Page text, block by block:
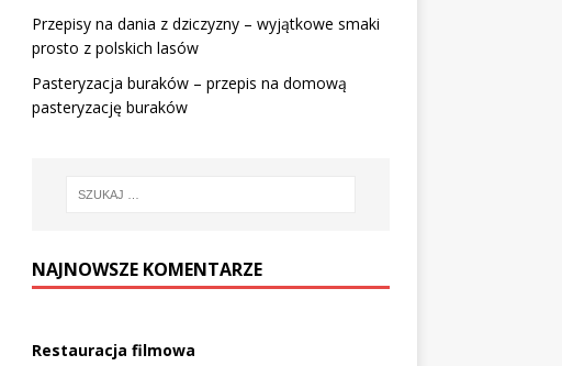
Przepisy na dania z dziczyzny – wyjątkowe smaki
prosto z polskich lasów
Pasteryzacja buraków – przepis na domową
pasteryzację buraków
NAJNOWSZE KOMENTARZE
Restauracja filmowa